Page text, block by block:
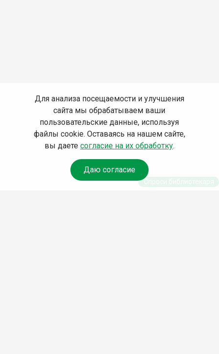
Для анализа посещаемости и улучшения
сайта мы обрабатываем ваши
пользовательские данные, используя
файлы cookie. Оставаясь на нашем сайте,
вы даете согласие на их обработку.
Даю согласие
Спроси библиотекаря